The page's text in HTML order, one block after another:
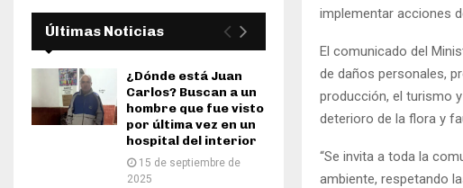
implementar acciones
El comunicado del
de daños personales,
producción, el turismo
deterioro de la flora y
“Se invita a toda la
ambiente, respetando
Últimas Noticias
¿Dónde está Juan
Carlos? Buscan a un
hombre que fue visto
por última vez en un
hospital del interior
15 de septiembre de
2025